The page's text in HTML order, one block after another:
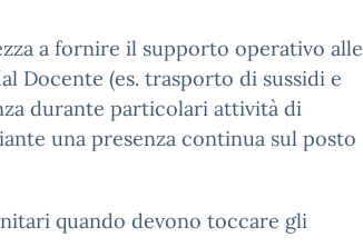
a fornire il supporto operativo alle
Docente (es. trasporto di sussidi e
durante particolari attività di
una presenza continua sul posto
quando devono toccare gli